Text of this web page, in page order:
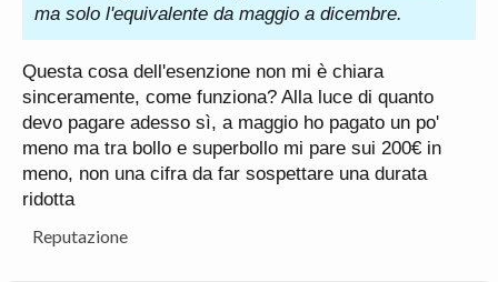
ma solo l'equivalente da maggio a dicembre.
Questa cosa dell'esenzione non mi è chiara
sinceramente, come funziona? Alla luce di quanto
devo pagare adesso sì, a maggio ho pagato un po'
meno ma tra bollo e superbollo mi pare sui 200€ in
meno, non una cifra da far sospettare una durata
ridotta
Reputazione